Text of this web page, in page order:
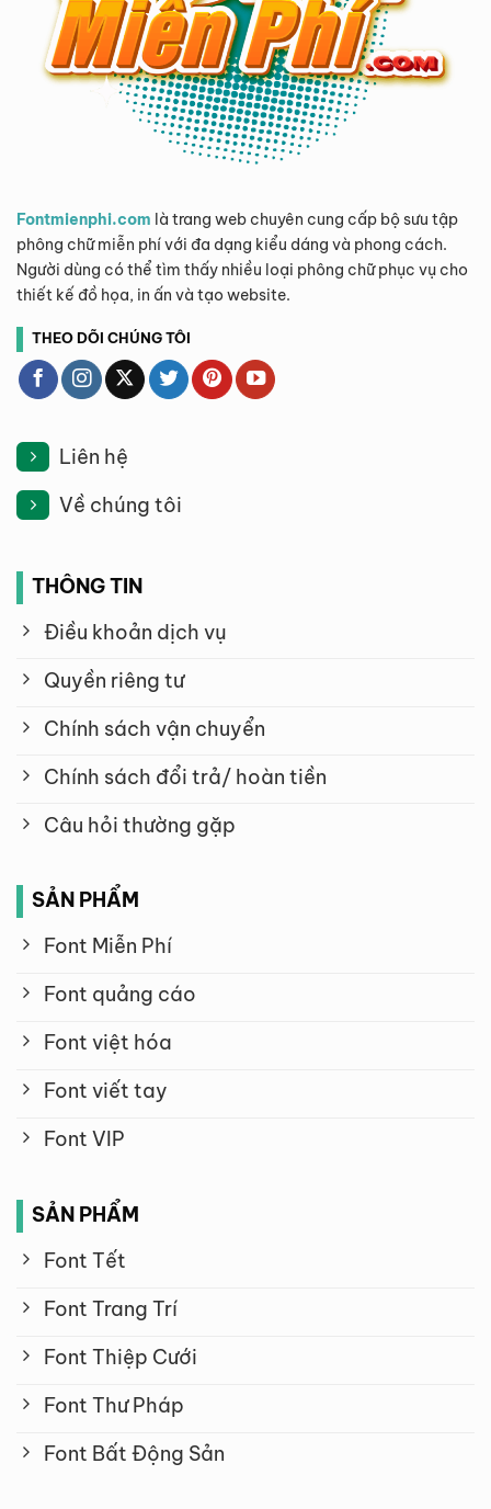
Fontmienphi.com là trang web chuyên cung cấp bộ sưu tập
phông chữ miễn phí với đa dạng kiểu dáng và phong cách.
Người dùng có thể tìm thấy nhiều loại phông chữ phục vụ cho
thiết kế đồ họa, in ấn và tạo website.
THEO DÕI CHÚNG TÔI
Liên hệ
Về chúng tôi
THÔNG TIN
Điều khoản dịch vụ
Quyền riêng tư
Chính sách vận chuyển
Chính sách đổi trả/ hoàn tiền
Câu hỏi thường gặp
SẢN PHẨM
Font Miễn Phí
Font quảng cáo
Font việt hóa
Font viết tay
Font VIP
SẢN PHẨM
Font Tết
Font Trang Trí
Font Thiệp Cưới
Font Thư Pháp
Font Bất Động Sản